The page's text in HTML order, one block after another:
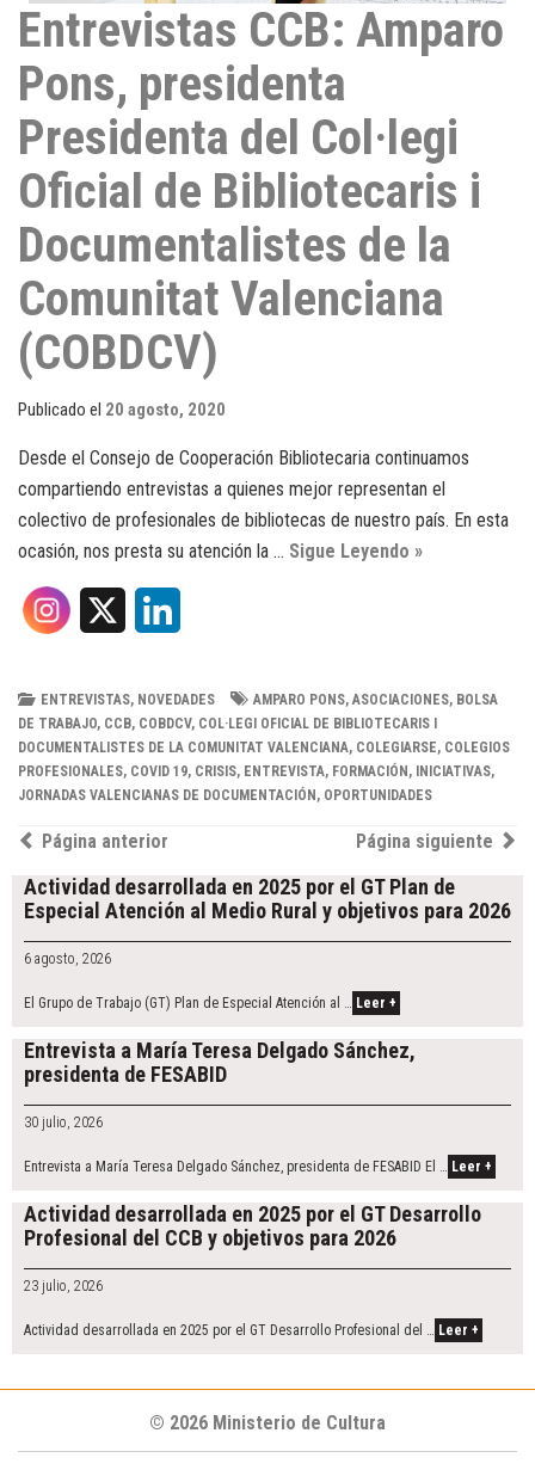
Entrevistas CCB: Amparo
Pons, presidenta
Presidenta del Col·legi
Oficial de Bibliotecaris i
Documentalistes de la
Comunitat Valenciana
(COBDCV)
Publicado el 20 agosto, 2020
Desde el Consejo de Cooperación Bibliotecaria continuamos
compartiendo entrevistas a quienes mejor representan el
colectivo de profesionales de bibliotecas de nuestro país. En esta
ocasión, nos presta su atención la … Sigue Leyendo »
n
k
e
I
ENTREVISTAS, NOVEDADES AMPARO PONS, ASOCIACIONES, BOLSA
DE TRABAJO, CCB, COBDCV, COL·LEGI OFICIAL DE BIBLIOTECARIS I
DOCUMENTALISTES DE LA COMUNITAT VALENCIANA, COLEGIARSE, COLEGIOS
PROFESIONALES, COVID 19, CRISIS, ENTREVISTA, FORMACIÓN , INICIATIVAS,
JORNADAS VALENCIANAS DE DOCUMENTACIÓN , OPORTUNIDADES
Post
navigation
Página siguiente
Página anterior
Actividad desarrollada en 2025 por el GT Plan de
Especial Atención al Medio Rural y objetivos para 2026
6 agosto, 2026
El Grupo de Trabajo (GT) Plan de Especial Atención al … Leer +
Entrevista a María Teresa Delgado Sánchez,
presidenta de FESABID
30 julio, 2026
Entrevista a María Teresa Delgado Sánchez, presidenta de FESABID El … Leer +
Actividad desarrollada en 2025 por el GT Desarrollo
Profesional del CCB y objetivos para 2026
23 julio, 2026
Actividad desarrollada en 2025 por el GT Desarrollo Profesional del … Leer +
© 2026 Ministerio de Cultura